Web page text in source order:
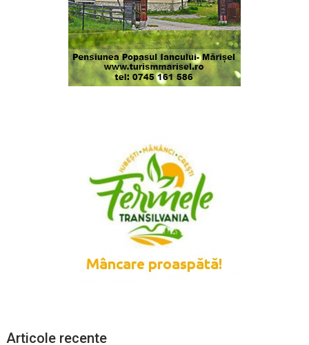
Articole recente